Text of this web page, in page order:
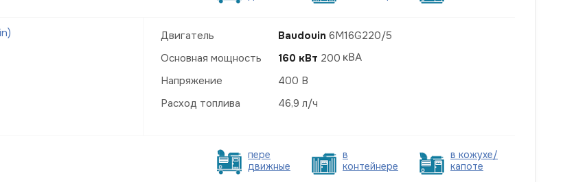
Двигатель Baudouin 6M16G220/5
Основная мощность
160 кВт 200
Напряжение
400 В
Расход топлива
46,9 л/ч
пере
движные
в
контейнере
в кожухе/
капоте